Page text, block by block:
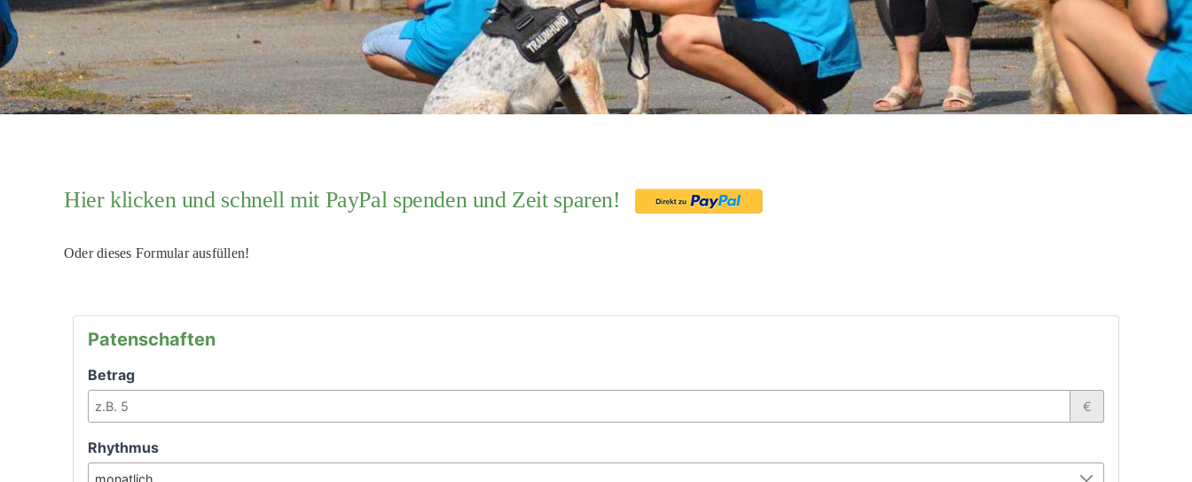
Hier klicken und schnell mit PayPal spenden und Zeit sparen!
Oder dieses Formular ausfüllen!